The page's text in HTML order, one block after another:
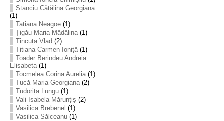
Stanciu Cătălina Georgiana
(1)
Tatiana Neagoe(1)
Țigău Maria Mădălina(1)
Tincuța Vlad (2)
Titiana-Carmen Ioniță(1)
Toader Berindeu Andreia
Elisabeta(1)
Tocmelea Corina Aurelia(1)
Tucă Maria Georgiana(2)
Tudorița Lungu(1)
Vali-Isabela Mărunțiș (2)
Vasilica Brebenel (1)
Vasilica Sălceanu(1)